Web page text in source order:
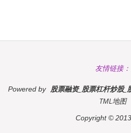
友情链接：
Powered by 股票融资_股票杠杆炒股_
TML地图
Copyright©